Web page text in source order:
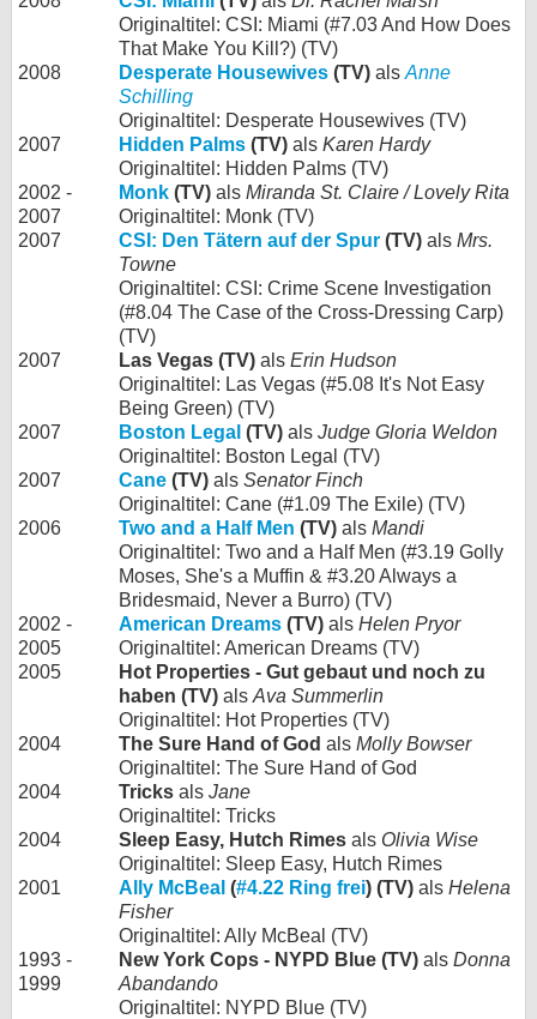
Originaltitel: CSI: Miami (#7.03 And How Does
That Make You Kill?) (TV)
2008
Desperate Housewives (TV) als Anne
Schilling
Originaltitel: Desperate Housewives (TV)
2007
Hidden Palms (TV) als Karen Hardy
Originaltitel: Hidden Palms (TV)
2002 -
2007
Monk (TV) als Miranda St. Claire / Lovely Rita
Originaltitel: Monk (TV)
2007
CSI: Den Tätern auf der Spur (TV) als Mrs.
Towne
Originaltitel: CSI: Crime Scene Investigation
(#8.04 The Case of the Cross-Dressing Carp)
(TV)
2007
Las Vegas (TV) als Erin Hudson
Originaltitel: Las Vegas (#5.08 It's Not Easy
Being Green) (TV)
2007
Boston Legal (TV) als Judge Gloria Weldon
Originaltitel: Boston Legal (TV)
2007
Cane (TV) als Senator Finch
Originaltitel: Cane (#1.09 The Exile) (TV)
2006
Two and a Half Men (TV) als Mandi
Originaltitel: Two and a Half Men (#3.19 Golly
Moses, She's a Muffin & #3.20 Always a
Bridesmaid, Never a Burro) (TV)
2002 -
2005
American Dreams (TV) als Helen Pryor
Originaltitel: American Dreams (TV)
2005
Hot Properties - Gut gebaut und noch zu
haben (TV) als Ava Summerlin
Originaltitel: Hot Properties (TV)
2004
The Sure Hand of God als Molly Bowser
Originaltitel: The Sure Hand of God
2004
Tricks als Jane
Originaltitel: Tricks
2004
Sleep Easy, Hutch Rimes als Olivia Wise
Originaltitel: Sleep Easy, Hutch Rimes
2001
Ally McBeal (#4.22 Ring frei) (TV) als Helena
Fisher
Originaltitel: Ally McBeal (TV)
1993 -
1999
New York Cops - NYPD Blue (TV) als Donna
Abandando
Originaltitel: NYPD Blue (TV)